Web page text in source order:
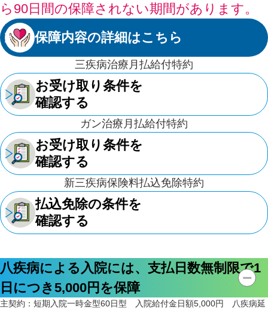
ら90日間の保障されない期間があります。
保障内容の詳細はこちら
三疾病治療月払給付特約
お受け取り条件を
確認する
ガン治療月払給付特約
お受け取り条件を
確認する
新三疾病保険料払込免除特約
払込免除の条件を
確認する
八疾病による入院には、支払日数無制限で1
日につき5,000円を保障
主契約： 短期入院一時金型60日型 入院給付金日額5,000円 八疾病延